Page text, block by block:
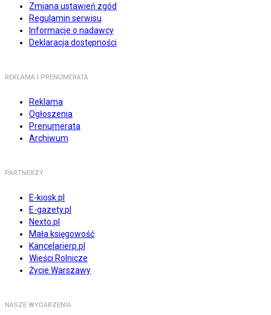
Zmiana ustawień zgód
Regulamin serwisu
Informacje o nadawcy
Deklaracja dostępności
REKLAMA I PRENUMERATA
Reklama
Ogłoszenia
Prenumerata
Archiwum
PARTNERZY
E-kiosk.pl
E-gazety.pl
Nexto.pl
Mała księgowość
Kancelarierp.pl
Wieści Rolnicze
Życie Warszawy
NASZE WYDARZENIA